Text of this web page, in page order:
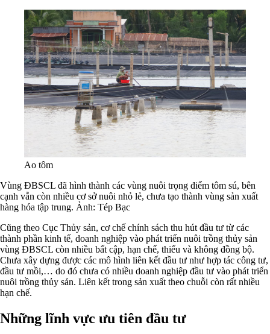
Ao tôm
Vùng ĐBSCL đã hình thành các vùng nuôi trọng điểm tôm sú, bên
cạnh vẫn còn nhiều cơ sở nuôi nhỏ lẻ, chưa tạo thành vùng sản xuất
hàng hóa tập trung. Ảnh: Tép Bạc
Cũng theo Cục Thủy sản, cơ chế chính sách thu hút đầu tư từ các
thành phần kinh tế, doanh nghiệp vào phát triển nuôi trồng thủy sản
vùng ĐBSCL còn nhiều bất cập, hạn chế, thiếu và không đồng bộ.
Chưa xây dựng được các mô hình liên kết đầu tư như hợp tác công tư,
đầu tư mồi,… do đó chưa có nhiều doanh nghiệp đầu tư vào phát triển
nuôi trồng thủy sản. Liên kết trong sản xuất theo chuỗi còn rất nhiều
hạn chế.
Những lĩnh vực ưu tiên đầu tư